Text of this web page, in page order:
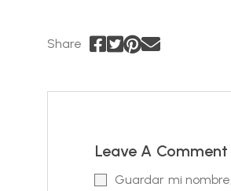
Share
Leave A Comment
Guardar mi